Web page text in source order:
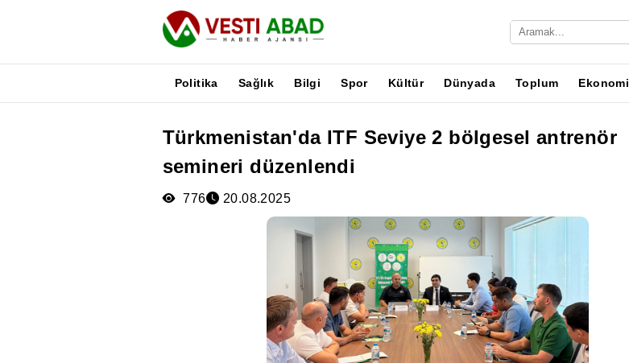
Politika Sağlık Bilgi Spor Kültür Dünyada Toplum Ekonomi
Türkmenistan'da ITF Seviye 2 bölgesel antrenör
semineri düzenlendi
776 20.08.2025